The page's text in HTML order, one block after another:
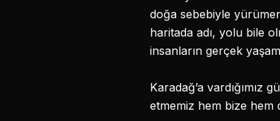
doğa sebebiyle
haritada adı, yolu bile
insanların gerçek
Karadağ’a vardığımız
etmemiz hem bize hem